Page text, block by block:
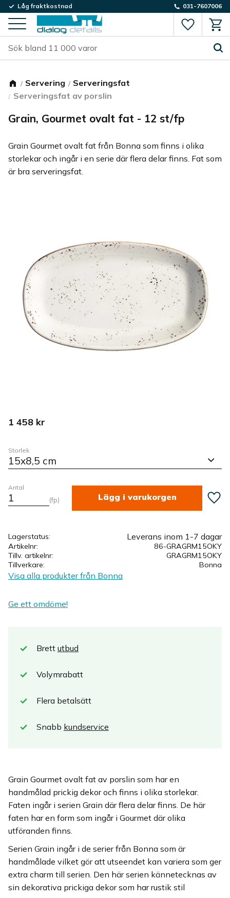
Meny
Låg fraktkostnad 031-7607006
Servering
Serveringsfat
Serveringsfat av porslin
Grain, Gourmet ovalt fat - 12 st/fp
Grain Gourmet ovalt fat från Bonna som finns i olika
storlekar och ingår i en serie där flera delar finns. Fat som
är bra serveringsfat.
1 458 kr
Storlek
Antal
fp Lägg
Lagerstatus Leverans inom 1-7 dagar
Artikelnr
86-GRAGRM15OKY
Tillv. artikelnr
GRAGRM15OKY
Tillverkare
Bonna
Visa alla produkter från Bonna
Ge ett omdöme!
Brett utbud
Volymrabatt
Flera betalsätt
Snabb kundservice
Grain Gourmet ovalt fat av porslin som har en
handmålad prickig dekor och finns i olika storlekar.
Faten ingår i serien Grain där flera delar finns. De här
faten har en form som ingår i Gourmet där olika
utföranden finns.
Serien Grain ingår i de serier från Bonna som är
handmålade vilket gör att utseendet kan variera som ger
extra charm till serien. Den här serien kännetecknas av
sin dekorativa prickiga dekor som har rustik stil